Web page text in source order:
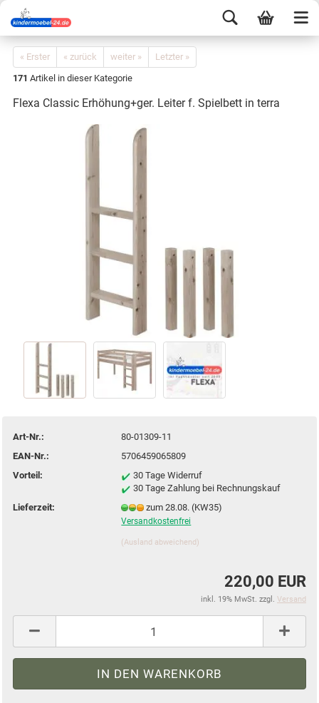
« Erster « zurück weiter »
Letzter »
171 Artikel in dieser Kategorie
Flexa Classic Erhöhung+ger. Leiter f. Spielbett in terra
Art-Nr.:
80-01309-11
EAN-Nr.:
5706459065809
Vorteil:
30 Tage Widerruf
30 Tage Zahlung bei Rechnungskauf
Lieferzeit:
zum 28.08. (KW35)
Versandkostenfrei
(Ausland abweichend)
220,00 EUR
inkl. 19% MwSt. zzgl. Versand